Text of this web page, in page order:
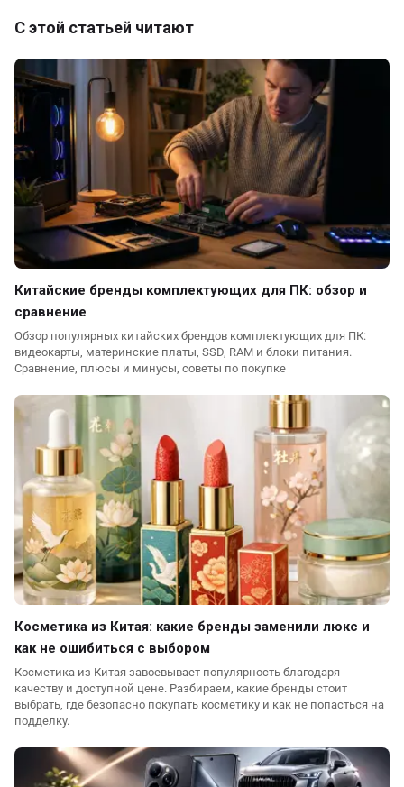
С этой статьей читают
Китайские бренды комплектующих для ПК: обзор и
сравнение
Обзор популярных китайских брендов комплектующих для ПК:
видеокарты, материнские платы, SSD, RAM и блоки питания.
Сравнение, плюсы и минусы, советы по покупке
Косметика из Китая: какие бренды заменили люкс и
как не ошибиться с выбором
Косметика из Китая завоевывает популярность благодаря
качеству и доступной цене. Разбираем, какие бренды стоит
выбрать, где безопасно покупать косметику и как не попасться на
подделку.